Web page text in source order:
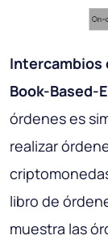
Intercambios
Book-Based-
órdenes es
realizar
libro de
muestra las